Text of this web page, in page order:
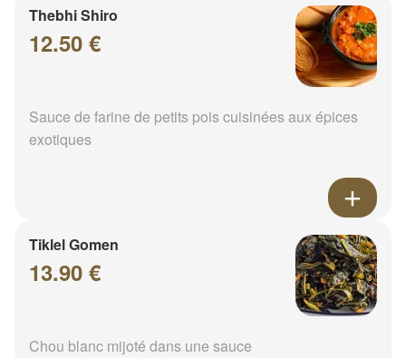
Thebhi Shiro
12.50 €
Sauce de farine de petits pois cuisinées aux épices
exotiques
Tiklel Gomen
13.90 €
Chou blanc mijoté dans une sauce